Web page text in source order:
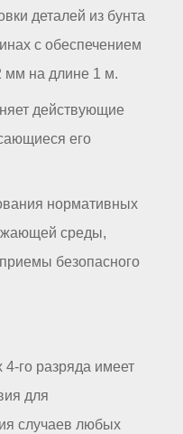
деталей из бунта
с обеспечением
мм на длине 1 м.
действующие
его
нормативных
среды,
безопасного
го разряда имеет
для
случаев любых